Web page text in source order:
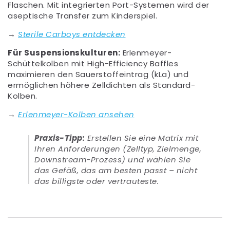
Flaschen. Mit integrierten Port-Systemen wird der
aseptische Transfer zum Kinderspiel.
→ Sterile Carboys entdecken
Für Suspensionskulturen: Erlenmeyer-
Schüttelkolben mit High-Efficiency Baffles
maximieren den Sauerstoffeintrag (kLa) und
ermöglichen höhere Zelldichten als Standard-
Kolben.
→ Erlenmeyer-Kolben ansehen
Praxis-Tipp: Erstellen Sie eine Matrix mit
Ihren Anforderungen (Zelltyp, Zielmenge,
Downstream-Prozess) und wählen Sie
das Gefäß, das am besten passt – nicht
das billigste oder vertrauteste.